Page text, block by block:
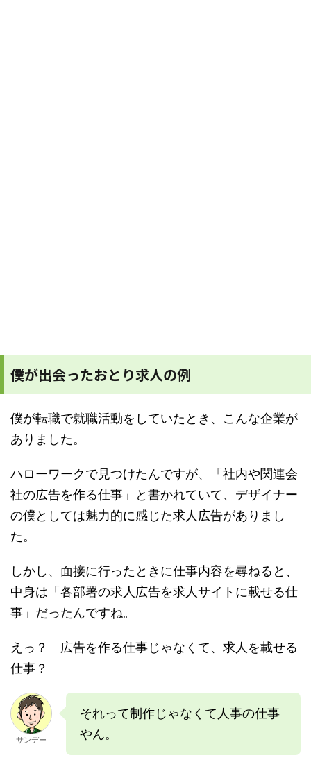
僕が出会ったおとり求人の例
僕が転職で就職活動をしていたとき、こんな企業が
ありました。
ハローワークで見つけたんですが、「社内や関連会
社の広告を作る仕事」と書かれていて、デザイナー
の僕としては魅力的に感じた求人広告がありまし
た。
しかし、面接に行ったときに仕事内容を尋ねると、
中身は「各部署の求人広告を求人サイトに載せる仕
事」だったんですね。
えっ？ 広告を作る仕事じゃなくて、求人を載せる
仕事？
サンデー
それって制作じゃなくて人事の仕事
やん。